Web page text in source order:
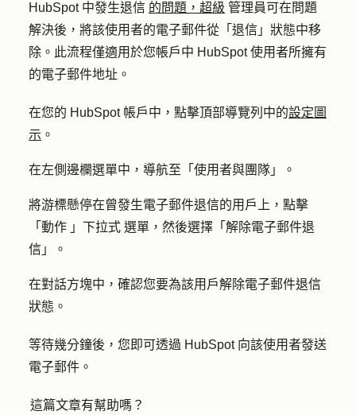
HubSpot 中發生退信 的問題，超級 管理員可在問題
解決後，將該使用者的電子郵件從「退信」狀態中移
除。此流程僅適用於您帳戶中 HubSpot 使用者所擁有
的電子郵件地址。
在您的 HubSpot 帳戶中，點擊頂部導覽列中的設定圖
示 。
在左側邊欄選單中，導航至「 使用者與團隊 」。
將游標懸停在曾發生電子郵件退信的用戶上，點擊
「 動作 」 下拉式 選單，然後選擇「 解除電子郵件退
信」
。
在對話方塊中，確認您要為該用戶解除電子郵件退信
狀態。
等待幾分鐘後，您即可透過 HubSpot 向該使用者發送
電子郵件。
這篇文章有幫助嗎？